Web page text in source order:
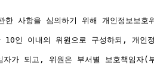
사항을 심의하기 위해 개인정보보호
인 이내의 위원으로 구성하되, 개인
자가 되고, 위원은 부서별 보호책임